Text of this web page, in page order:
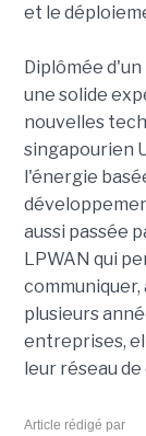
et le
Diplômée
une solide
nouvelles
singapourien
l'énergie
aussi passée
LPWAN qui
plusieurs
entreprises,
leur réseau
Article rédigé par